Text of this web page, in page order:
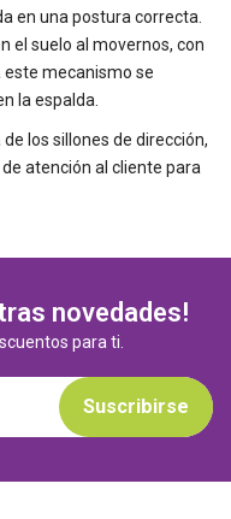
en una postura correcta.
el suelo al movernos, con
este mecanismo se
la espalda.
los sillones de dirección,
atención al cliente para
novedades!
para ti.
Suscribirse